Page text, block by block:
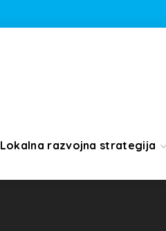
Lokalna razvojna strategija